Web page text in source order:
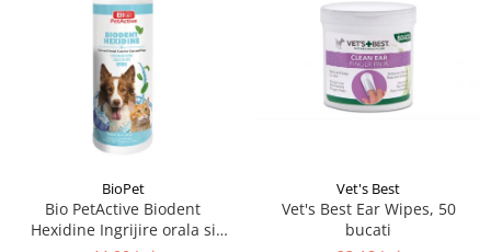
BioPet
Bio PetActive Biodent
Hexidine Ingrijire orala si
Vet's Best
Vet's Best Ear Wipes, 50
bucati